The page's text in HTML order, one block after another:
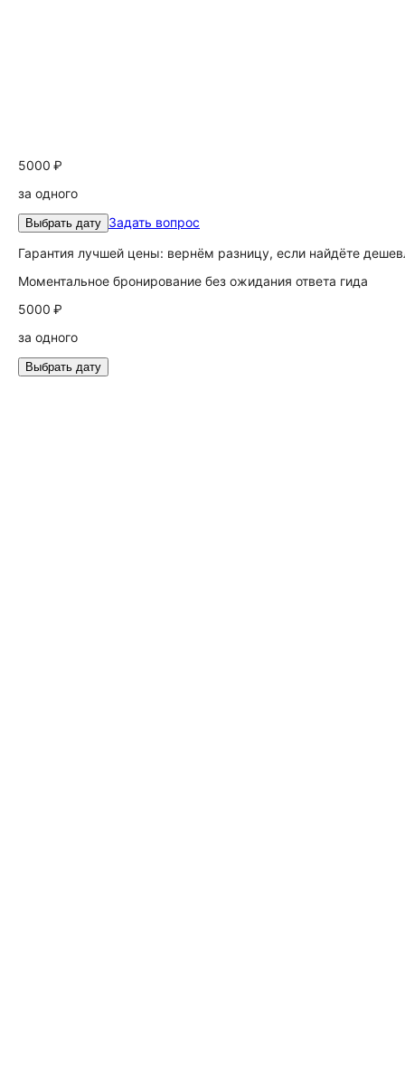
5000 ₽
за одного
Выбрать дату Задать вопрос
Гарантия лучшей цены: вернём разницу, если найдёте
Моментальное бронирование без ожидания ответа гида
5000 ₽
за одного
Выбрать дату